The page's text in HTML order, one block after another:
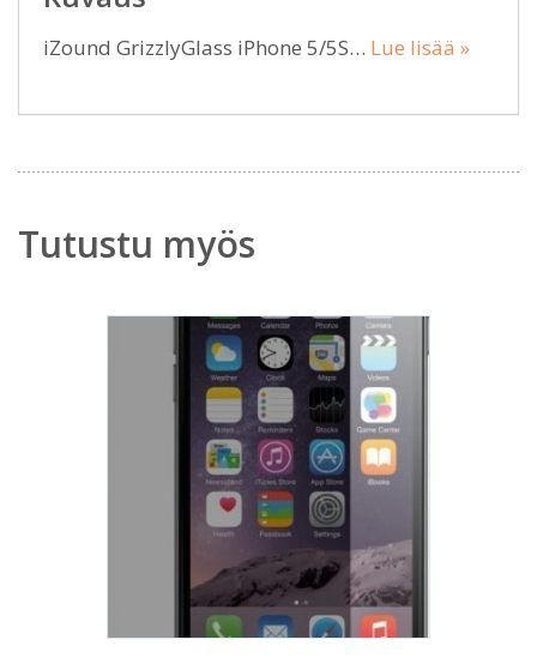
iZound GrizzlyGlass iPhone 5/5S… Lue lisää »
Tutustu myös